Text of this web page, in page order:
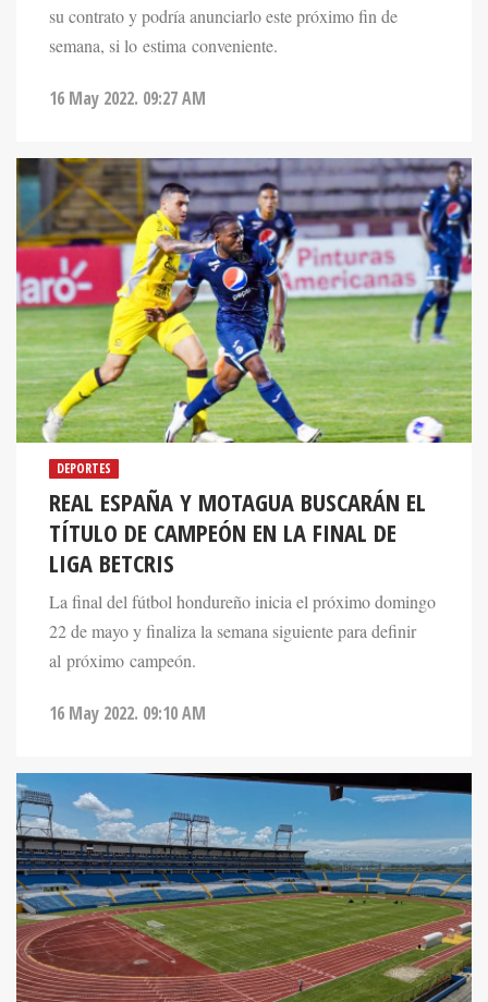
su contrato y podría anunciarlo este próximo fin de
semana, si lo estima conveniente.
16 May 2022. 09:27 AM
DEPORTES
REAL ESPAÑA Y MOTAGUA BUSCARÁN EL
TÍTULO DE CAMPEÓN EN LA FINAL DE
LIGA BETCRIS
La final del fútbol hondureño inicia el próximo domingo
22 de mayo y finaliza la semana siguiente para definir
al próximo campeón.
16 May 2022. 09:10 AM